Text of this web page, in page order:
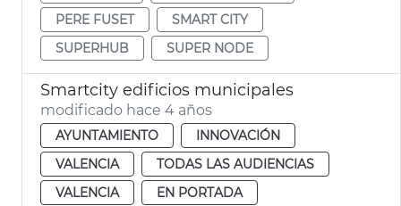
PERE FUSET
SMART CITY
SUPERHUB
SUPER NODE
Smartcity edificios municipales
modificado hace 4 años
AYUNTAMIENTO
INNOVACIÓN
VALENCIA
TODAS LAS AUDIENCIAS
VALENCIA
EN PORTADA